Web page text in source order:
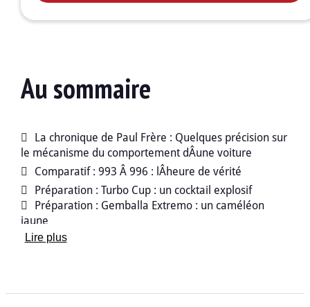
Au sommaire
La chronique de Paul Frère : Quelques précision sur
le mécanisme du comportement dÂune voiture
Comparatif : 993 Â 996 : lÂheure de vérité
Préparation : Turbo Cup : un cocktail explosif
Préparation : Gemballa Extremo : un caméléon
jaune
LÂheure de la Carrera 2
Lire plus